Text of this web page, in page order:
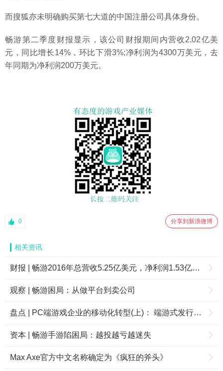
而搜狐亦未明确购买第七大道的中国注册公司具体身份。
畅游第二季度财报显示，该公司财报期间内营收2.02亿美
元，同比增长14%，环比下滑3%;净利润为4300万美元，去
年同期为净利润200万美元。
0 分享到新浪微博
相关资讯
财报 | 畅游2016年总营收5.25亿美元，净利润1.53亿美元，同比减少32.9%
观察 | 畅游困局：从做平台到卖公司
盘点 | PC端游戏企业的移动化转型(上)： 端游式发行亟需市场证明
资本 | 畅游手游陷困局：越投越亏越迷失
Max Axe官方中文名称确定为《疯狂的斧头》